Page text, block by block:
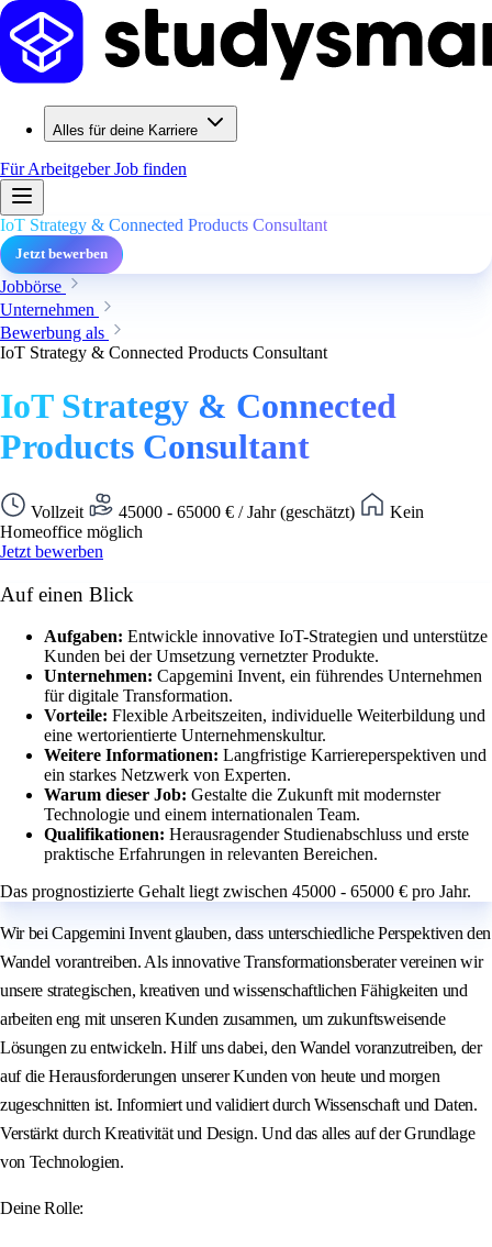
Alles für deine Karriere
Für ArbeitgeberJob finden
IoT Strategy & Connected Products Consultant
Jetzt bewerben
Jobbörse
Unternehmen
Bewerbung als
IoT Strategy & Connected Products Consultant
IoT Strategy & Connected
Products Consultant
Vollzeit 45000 - 65000 € / Jahr (geschätzt)
Kein
Homeoffice möglich
Jetzt bewerben
Auf einen Blick
Aufgaben: Entwickle innovative IoT-Strategien und unterstütze
Kunden bei der Umsetzung vernetzter Produkte.
Unternehmen: Capgemini Invent, ein führendes Unternehmen
für digitale Transformation.
Vorteile: Flexible Arbeitszeiten, individuelle Weiterbildung und
eine wertorientierte Unternehmenskultur.
Weitere Informationen: Langfristige Karriereperspektiven und
ein starkes Netzwerk von Experten.
Warum dieser Job: Gestalte die Zukunft mit modernster
Technologie und einem internationalen Team.
Qualifikationen: Herausragender Studienabschluss und erste
praktische Erfahrungen in relevanten Bereichen.
Das prognostizierte Gehalt liegt zwischen 45000 - 65000 € pro Jahr.
Wir bei Capgemini Invent glauben, dass unterschiedliche Perspektiven den
Wandel vorantreiben. Als innovative Transformationsberater vereinen wir
unsere strategischen, kreativen und wissenschaftlichen Fähigkeiten und
arbeiten eng mit unseren Kunden zusammen, um zukunftsweisende
Lösungen zu entwickeln. Hilf uns dabei, den Wandel voranzutreiben, der
auf die Herausforderungen unserer Kunden von heute und morgen
zugeschnitten ist. Informiert und validiert durch Wissenschaft und Daten.
Verstärkt durch Kreativität und Design. Und das alles auf der Grundlage
von Technologien.
Deine Rolle: